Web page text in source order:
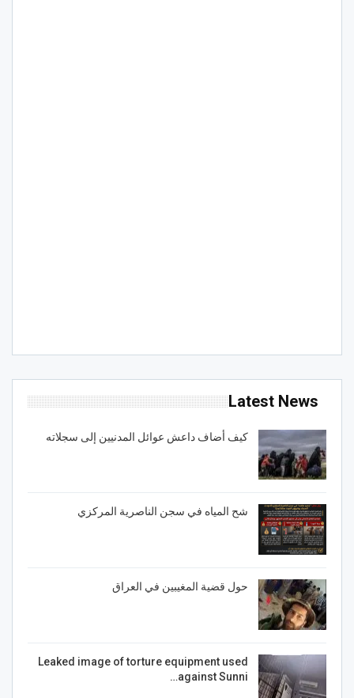
Latest News
كيف أضاف داعش عوائل المدنيين إلى سجلاته
شح المياه في سجن الناصرية المركزي
حول قضية المغيبين في العراق
Leaked image of torture equipment used
against Sunni…